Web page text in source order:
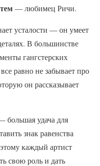
— любимец Ричи.
усталости — он умеет
В большинстве
гангстерских
равно не забывает про
он рассказывает
большая удача для
знак равенства
каждый артист
свою роль и дать